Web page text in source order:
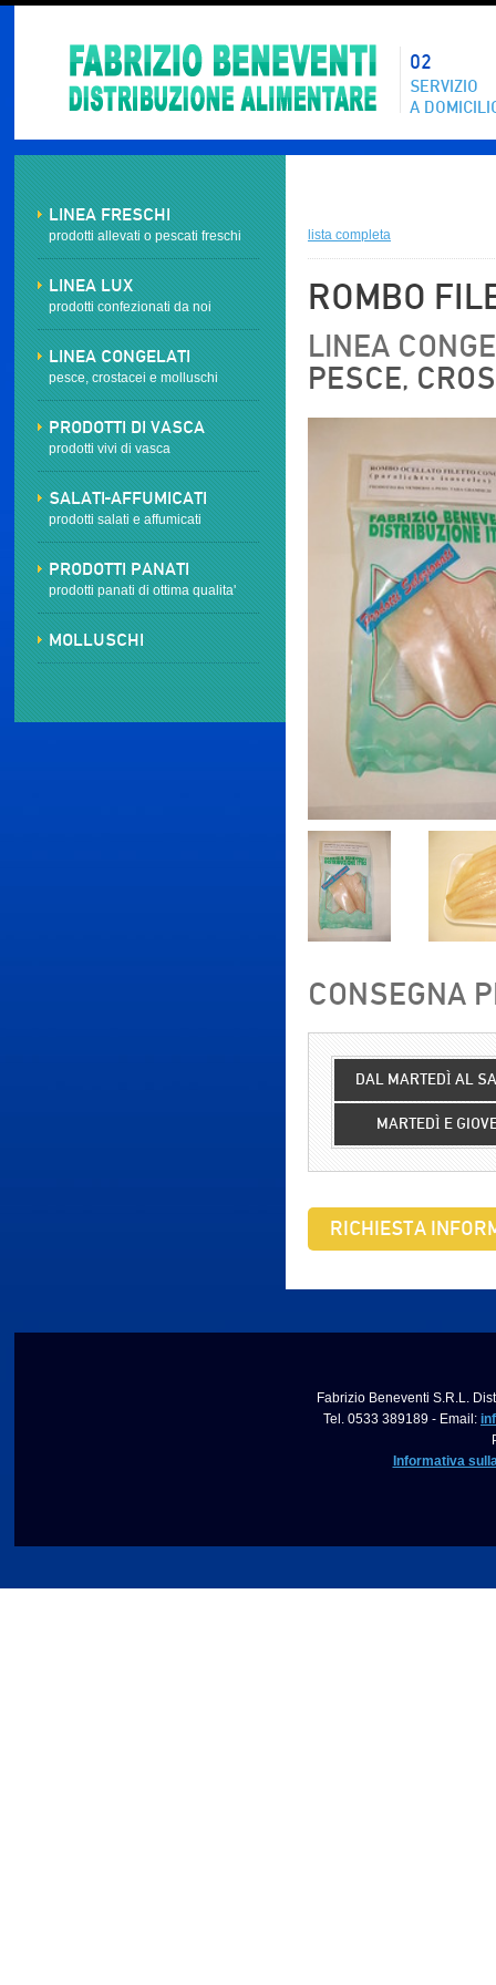
02
SERVIZIO
A
LINEA FRESCHI
prodotti allevati o pescati freschi
LINEA LUX
prodotti confezionati da noi
LINEA CONGELATI
pesce, crostacei e molluschi
PRODOTTI DI VASCA
prodotti vivi di vasca
SALATI-AFFUMICATI
prodotti salati e affumicati
PRODOTTI PANATI
prodotti panati di ottima qualita'
MOLLUSCHI
lista completa
ROMBO
LINEA
PESCE,
CONSEGNA
DAL MARTEDÌ AL
MARTEDÌ E
RICHIESTA
Fabrizio Beneventi S.R.L.
Tel. 0533 389189 - Email:
Informativa